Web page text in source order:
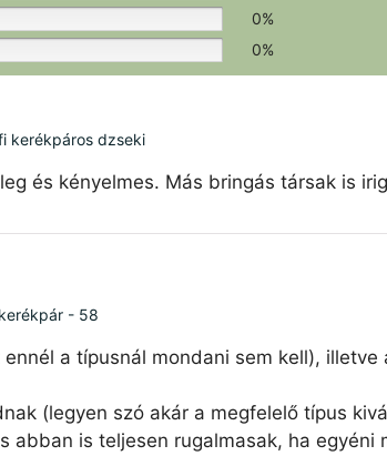
0%
0%
kerékpáros dzseki
és kényelmes. Más bringás társak is
- 58
a típusnál mondani sem kell),
(legyen szó akár a megfelelő típus
abban is teljesen rugalmasak, ha